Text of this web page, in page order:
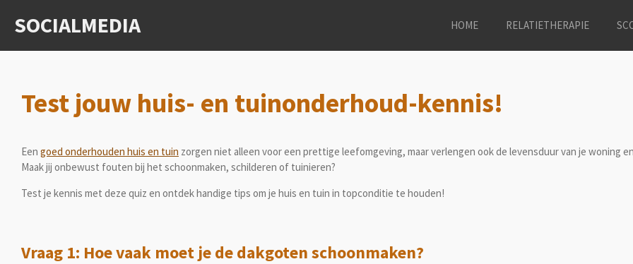
direct
SOCIALMEDIA HOME RELATIETHERAPIE
Test jouw huis- en tuinonderhoud-kennis!
Een goed onderhouden huis en tuin zorgen niet alleen voor een prettige leefomgeving, maar verlengen ook de levensduur van je woning
Maak jij onbewust fouten bij het schoonmaken, schilderen of tuinieren?
Test je kennis met deze quiz en ontdek handige tips om je huis en tuin in topconditie te houden!
Vraag 1: Hoe vaak moet je de dakgoten schoonmaken?